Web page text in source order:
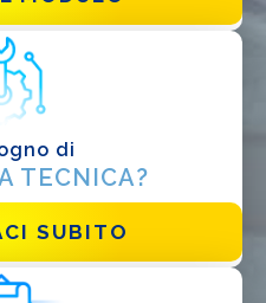
di
TECNICA?
SUBITO